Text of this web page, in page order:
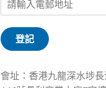
登記
會址：香港九龍深水埗